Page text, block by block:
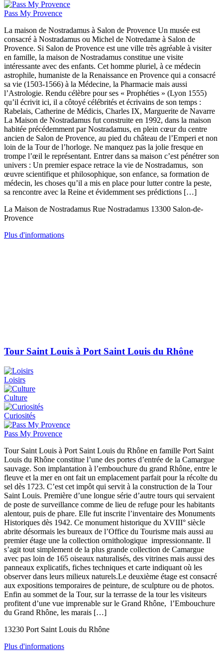
Pass My Provence
La maison de Nostradamus à Salon de Provence Un musée est
consacré à Nostradamus ou Michel de Notredame à Salon de
Provence. Si Salon de Provence est une ville très agréable à visiter
en famille, la maison de Nostradamus constitue une visite
intéressante avec des enfants. Cet homme pluriel, à ce médecin
astrophile, humaniste de la Renaissance en Provence qui a consacré
sa vie (1503-1566) à la Médecine, la Pharmacie mais aussi
l’Astrologie. Rendu célèbre pour ses « Prophéties » (Lyon 1555)
qu’il écrivit ici, il a côtoyé célébrités et écrivains de son temps :
Rabelais, Catherine de Médicis, Charles IX, Marguerite de Navarre
La Maison de Nostradamus fut construite en 1992, dans la maison
habitée précédemment par Nostradamus, en plein cœur du centre
ancien de Salon de Provence, au pied du château de l’Emperi et non
loin de la Tour de l’horloge. Ne manquez pas la jolie fresque en
trompe l’œil le représentant. Entrer dans sa maison c’est pénétrer son
univers : Un premier espace retrace la vie de Nostradamus, son
œuvre scientifique et philosophique, son enfance, sa formation de
médecin, les choses qu’il a mis en place pour lutter contre la peste,
sa rencontre avec la Reine et évidemment ses prédictions […]
La Maison de Nostradamus Rue Nostradamus 13300 Salon-de-
Provence
Plus d'informations
Tour Saint Louis à Port Saint Louis du Rhône
Loisirs
Culture
Curiosités
Pass My Provence
Tour Saint Louis à Port Saint Louis du Rhône en famille Port Saint
Louis du Rhône constitue l’une des portes d’entrée de la Camargue
sauvage. Son implantation à l’embouchure du grand Rhône, entre le
fleuve et la mer en ont fait un emplacement parfait pour la récolte du
sel dès 1723. C’est cet impôt qui servit à la construction de la Tour
Saint Louis. Première d’une longue série d’autre tours qui servaient
de poste de surveillance comme de lieu de refuge pour les habitants
alentour, puis de phare. Elle fut inscrite l’inventaire des Monuments
Historiques dès 1942. Ce monument historique du XVIII° siècle
abrite désormais les bureaux de l’Office du Tourisme mais aussi au
premier étage une la collection ornithologique impressionnante. Il
s’agit tout simplement de la plus grande collection de Camargue
avec pas loin de 165 oiseaux naturalisés, des vitrines mais aussi des
panneaux explicatifs, fiches techniques et carte indiquant où les
observer dans leurs milieux naturels.Le deuxième étage est consacré
aux expositions temporaires de peinture, de sculpture ou de photos.
Enfin au sommet de la Tour, sur la terrasse de la tour les visiteurs
profitent d’une vue imprenable sur le Grand Rhône, l’Embouchure
du Grand Rhône, les marais […]
13230 Port Saint Louis du Rhône
Plus d'informations